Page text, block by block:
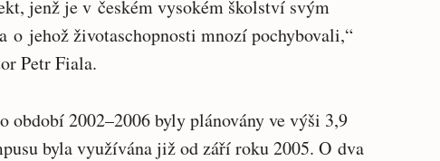
jenž je v českém vysokém školství svým
o jehož životaschopnosti mnozí pochybovali,“
Petr Fiala.
období 2002–2006 byly plánovány ve výši 3,9
byla využívána již od září roku 2005. O dva